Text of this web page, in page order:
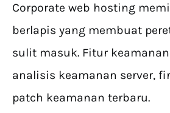
Corporate web hosting
berlapis yang membuat
sulit masuk. Fitur
analisis keamanan server,
patch keamanan terbaru.